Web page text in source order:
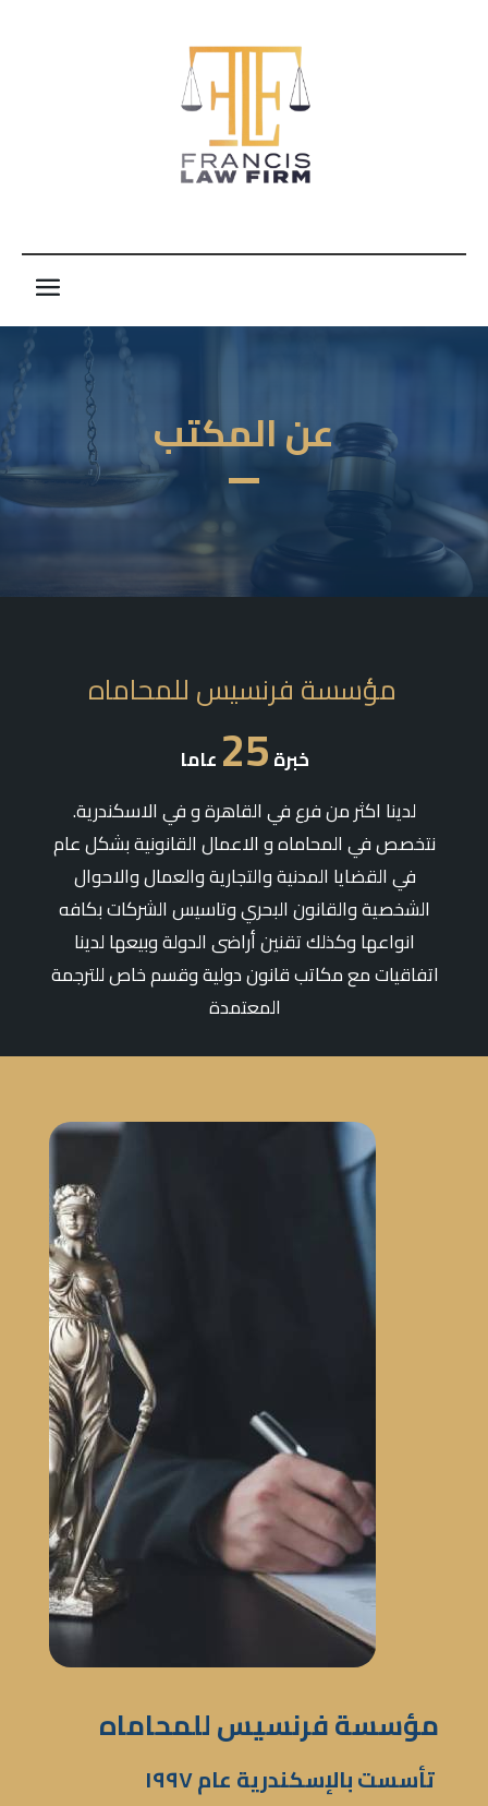
عن المكتب
مؤسسة فرنسيس للمحاماه
خبرة25 عاما
لدينا اكثر من فرع في القاهرة و في الاسكندرية.
نتخصص في المحاماه و الاعمال القانونية بشكل عام
في القضايا المدنية والتجارية والعمال والاحوال
الشخصية والقانون البحري وتاسيس الشركات بكافه
انواعها وكذلك تقنين أراضى الدولة وبيعها لدينا
اتفاقيات مع مكاتب قانون دولية وقسم خاص للترجمة
المعتمدة
مؤسسة فرنسيس للمحاماه
تأسست بالإسكندرية عام ١٩٩٧